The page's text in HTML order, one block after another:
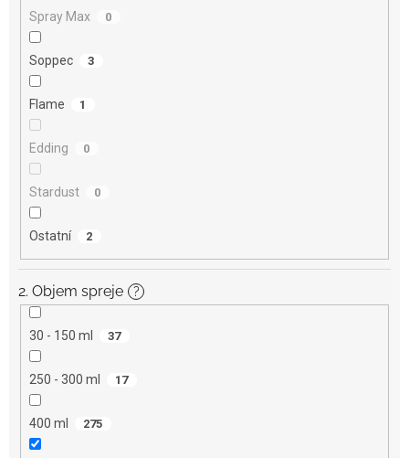
Spray Max 0
Soppec 3
Flame 1
Edding 0
Stardust 0
Ostatní 2
2. Objem spreje ?
30 - 150 ml 37
250 - 300 ml 17
400 ml 275